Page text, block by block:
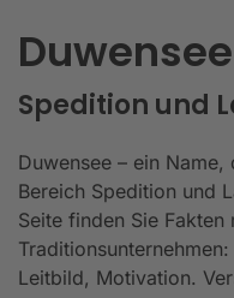
Spedition und
Duwensee – ein
Bereich Spedition und
Seite finden Sie
Leitbild, Motivation.